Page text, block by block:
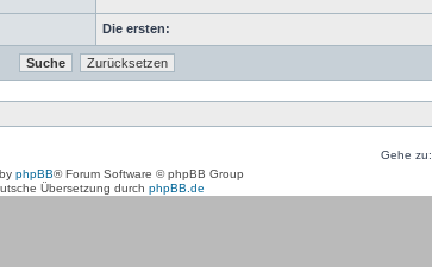
Die ersten:
Gehe zu:
phpBB® Forum Software © phpBB Group
Übersetzung durchphpBB.de